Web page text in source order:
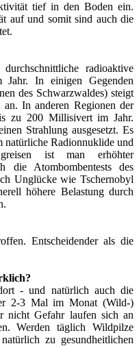
tief in den Boden ein.
auf und somit sind auch die
radioaktive
In einigen Gegenden
des Schwarzwaldes) steigt
In anderen Regionen der
zu 200 Millisivert im Jahr.
Strahlung ausgesetzt. Es
Radionnuklide und
ist man erhöhter
die Atombombentests des
Unglücke wie Tschernobyl
höhere Belastung durch
Entscheidender als die
- und natürlich auch die
2-3 Mal im Monat (Wild-)
nicht Gefahr laufen sich an
Werden täglich Wildpilze
zu gesundheitlichen